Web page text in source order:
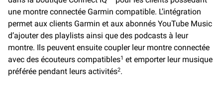
une montre connectée Garmin compatible. L’intégration
permet aux clients Garmin et aux abonnés YouTube Music
d’ajouter des playlists ainsi que des podcasts à leur
montre. Ils peuvent ensuite coupler leur montre connectée
avec des écouteurs compatibles1 et emporter leur musique
préférée pendant leurs activités2.